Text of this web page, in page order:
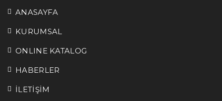
ANASAYFA
KURUMSAL
ONLINE KATALOG
HABERLER
İLETİŞİM